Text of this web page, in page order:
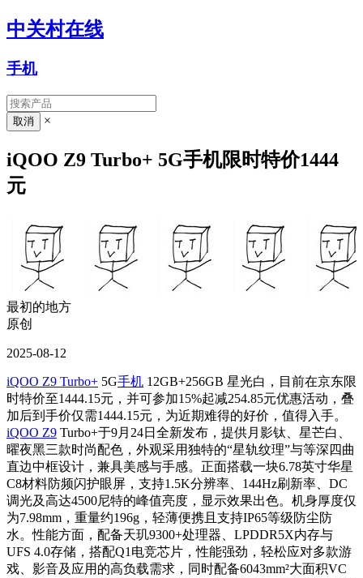
中关村在线
手机
×
iQOO Z9 Turbo+ 5G手机限时特价1444
元
最初的地方
原创
2025-08-12
iQOO Z9 Turbo+ 5G手机 12GB+256GB 星光白，目前在京东限
时特价至1444.15元，并可参加15%起减254.85元优惠活动，叠
加后到手价仅需1444.15元，为近期难得的好价，值得入手。
iQOO Z9 Turbo+于9月24日全新发布，提供月影钛、星芒白、
曜夜黑三款时尚配色，外观采用独特的“星轨纹理”与等深四曲
直边中框设计，兼具美感与手感。正面搭载一块6.78英寸华星
C8材料防频闪护眼屏，支持1.5K分辨率、144Hz刷新率、DC
调光及高达4500尼特的峰值亮度，显示效果出色。机身厚度仅
为7.98mm，重量约196g，轻薄便携且支持IP65等级防尘防
水。性能方面，配备天玑9300+处理器、LPDDR5X内存与
UFS 4.0存储，搭配Q1电竞芯片，性能强劲，轻松应对多款游
戏、影音及应用的高负载需求，同时配备6043mm²大面积VC